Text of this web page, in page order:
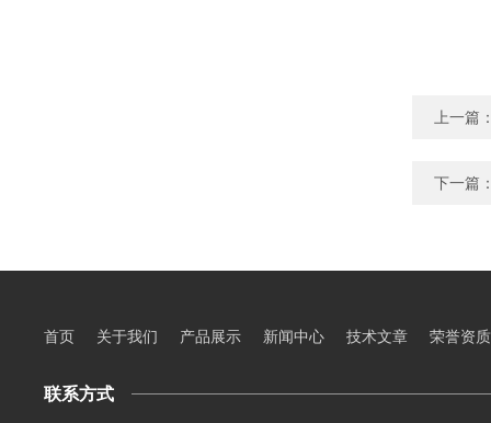
上一篇
下一篇
首页 关于我们 产品展示 新闻中心 技术文章 荣誉资质
联系方式